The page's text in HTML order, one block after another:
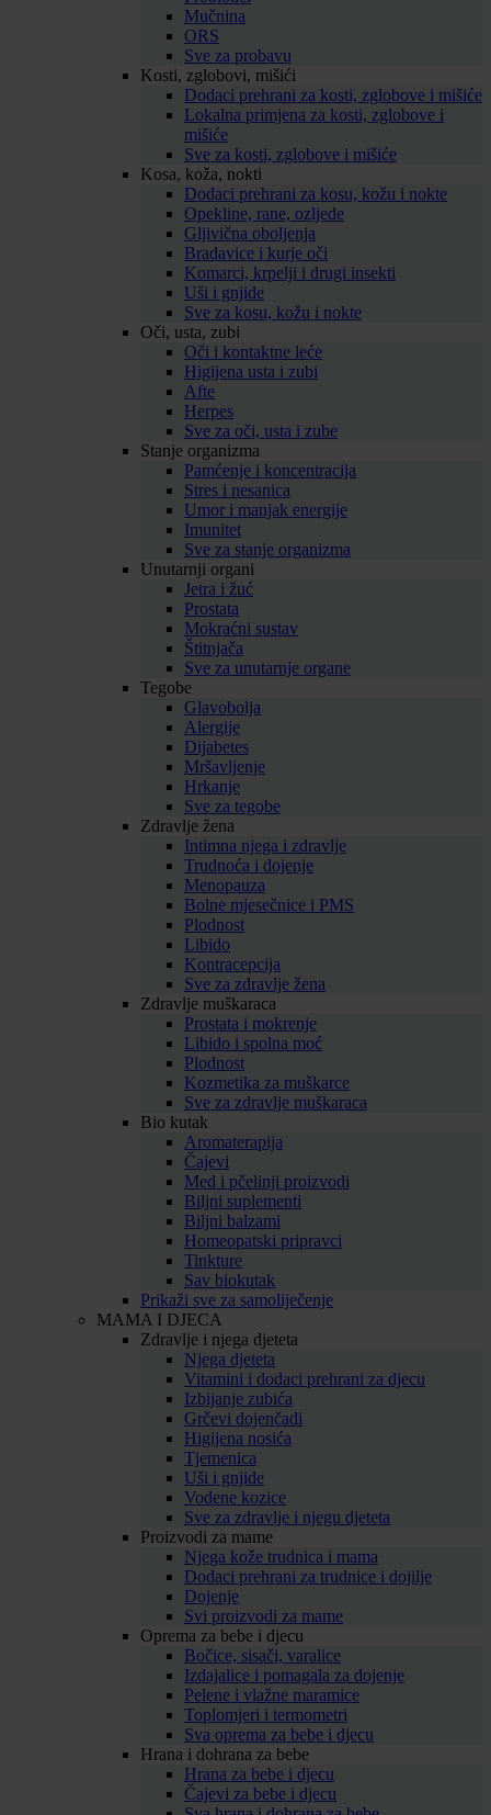
Mučnina
ORS
Sve za probavu
Kosti, zglobovi, mišići
Dodaci prehrani za kosti, zglobove i mišiće
Lokalna primjena za kosti, zglobove i
mišiće
Sve za kosti, zglobove i mišiće
Kosa, koža, nokti
Dodaci prehrani za kosu, kožu i nokte
Opekline, rane, ozljede
Gljivična oboljenja
Bradavice i kurje oči
Komarci, krpelji i drugi insekti
Uši i gnjide
Sve za kosu, kožu i nokte
Oči, usta, zubi
Oči i kontaktne leće
Higijena usta i zubi
Afte
Herpes
Sve za oči, usta i zube
Stanje organizma
Pamćenje i koncentracija
Stres i nesanica
Umor i manjak energije
Imunitet
Sve za stanje organizma
Unutarnji organi
Jetra i žuć
Prostata
Mokraćni sustav
Štitnjača
Sve za unutarnje organe
Tegobe
Glavobolja
Alergije
Dijabetes
Mršavljenje
Hrkanje
Sve za tegobe
Zdravlje žena
Intimna njega i zdravlje
Trudnoća i dojenje
Menopauza
Bolne mjesečnice i PMS
Plodnost
Libido
Kontracepcija
Sve za zdravlje žena
Zdravlje muškaraca
Prostata i mokrenje
Libido i spolna moć
Plodnost
Kozmetika za muškarce
Sve za zdravlje muškaraca
Bio kutak
Aromaterapija
Čajevi
Med i pčelinji proizvodi
Biljni suplementi
Biljni balzami
Homeopatski pripravci
Tinkture
Sav biokutak
Prikaži sve za samoliječenje
MAMA I DJECA
Zdravlje i njega djeteta
Njega djeteta
Vitamini i dodaci prehrani za djecu
Izbijanje zubića
Grčevi dojenčadi
Higijena nosića
Tjemenica
Uši i gnjide
Vodene kozice
Sve za zdravlje i njegu djeteta
Proizvodi za mame
Njega kože trudnica i mama
Dodaci prehrani za trudnice i dojilje
Dojenje
Svi proizvodi za mame
Oprema za bebe i djecu
Bočice, sisači, varalice
Izdajalice i pomagala za dojenje
Pelene i vlažne maramice
Toplomjeri i termometri
Sva oprema za bebe i djecu
Hrana i dohrana za bebe
Hrana za bebe i djecu
Čajevi za bebe i djecu